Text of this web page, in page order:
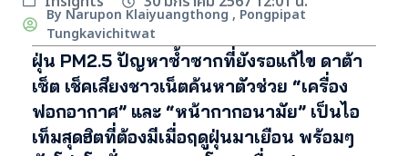
By Narupon Klaiyuangthong , Pongpipat
Tungkavichitwat
ฝุ่น PM2.5 ปัญหาซ้ำซากที่ยังรอแก้ไข ดาต้า
เซ็ต เช็คเสียงชาวเน็ตค้นหาตัวช่วย “เครื่อง
ฟอกอากาศ” และ “หน้ากากอนามัย” เป็นไอ
เท็มสุดฮิตที่ต้องมีเมื่อฤดูฝุ่นมาเยือน พร้อมๆ